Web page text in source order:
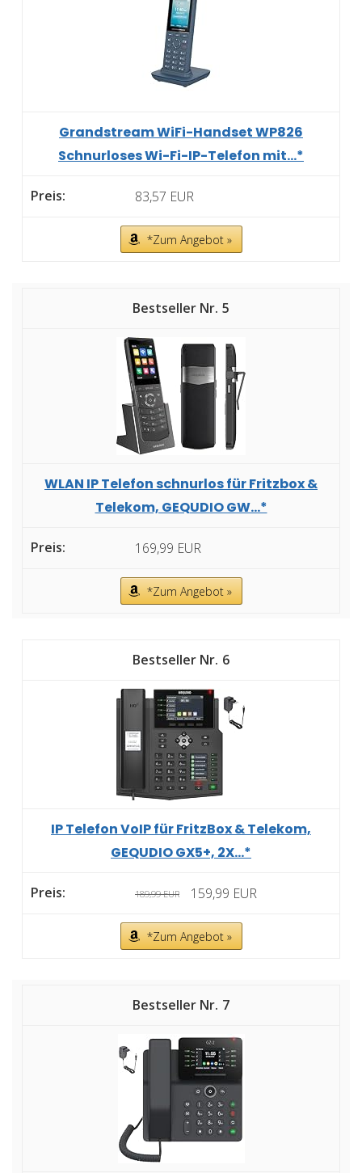
Grandstream WiFi-Handset WP826
Schnurloses Wi-Fi-IP-Telefon mit...*
83,57 EUR
*Zum Angebot »
5
WLAN IP Telefon schnurlos für Fritzbox &
Telekom, GEQUDIO GW...*
169,99 EUR
*Zum Angebot »
6
IP Telefon VoIP für FritzBox & Telekom,
GEQUDIO GX5+, 2X...*
189,99 EUR 159,99 EUR
*Zum Angebot »
7